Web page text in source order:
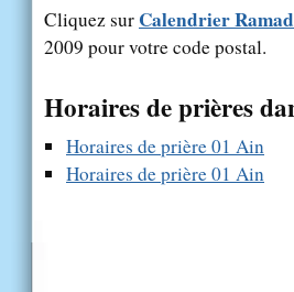
Cliquez sur Calendrier
2009 pour votre code postal.
Horaires de prières
Horaires de prière 01 Ain
Horaires de prière 01 Ain